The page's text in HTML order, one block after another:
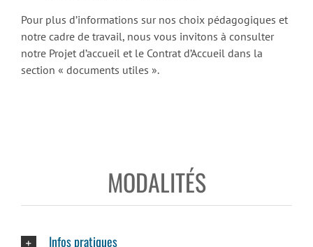
Pour plus d’informations sur nos choix pédagogiques et
notre cadre de travail, nous vous invitons à consulter
notre Projet d’accueil et le Contrat d’Accueil dans la
section « documents utiles ».
MODALITÉS
Infos pratiques